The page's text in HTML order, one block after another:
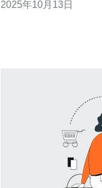
提升数据中心散热效率的三大精华。
2025年10月13日